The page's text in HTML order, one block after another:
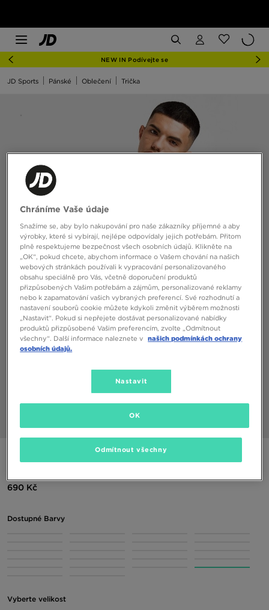
NEW IN Podívejte se
JD Sports Pánské Oblečení Trička
NIKE TRIČKO SPORTSWEAR CLUB
690 Kč
Dostupné Barvy
Vyberte velikost
Chráníme Vaše údaje
Snažíme se, aby bylo nakupování pro naše zákazníky příjemné a aby
výrobky, které si vybírají, nejlépe odpovídaly jejich potřebám. Přitom
plně respektujeme bezpečnost všech osobních údajů. Klikněte na
„OK“, pokud chcete, abychom informace o Vašem chování na našich
webových stránkách používali k vypracování personalizovaného
obsahu speciálně pro Vás, včetně doporučení produktů
přizpůsobených Vašim potřebám a zájmům, personalizované reklamy
nebo k zapamatování vašich vybraných preferencí. Své rozhodnutí a
nastavení souborů cookie můžete kdykoli změnit výběrem možnosti
„Nastavit“. Pokud si nepřejete dostávat personalizované nabídky
produktů přizpůsobené Vašim preferencím, zvolte „Odmítnout
všechny“. Další informace naleznete v našich podmínkách ochrany
osobních údajů.
Nastavit
Odmítnout všechny
OK